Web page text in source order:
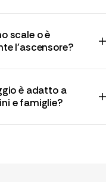
scale o è
l'ascensore?
è adatto a
e famiglie?